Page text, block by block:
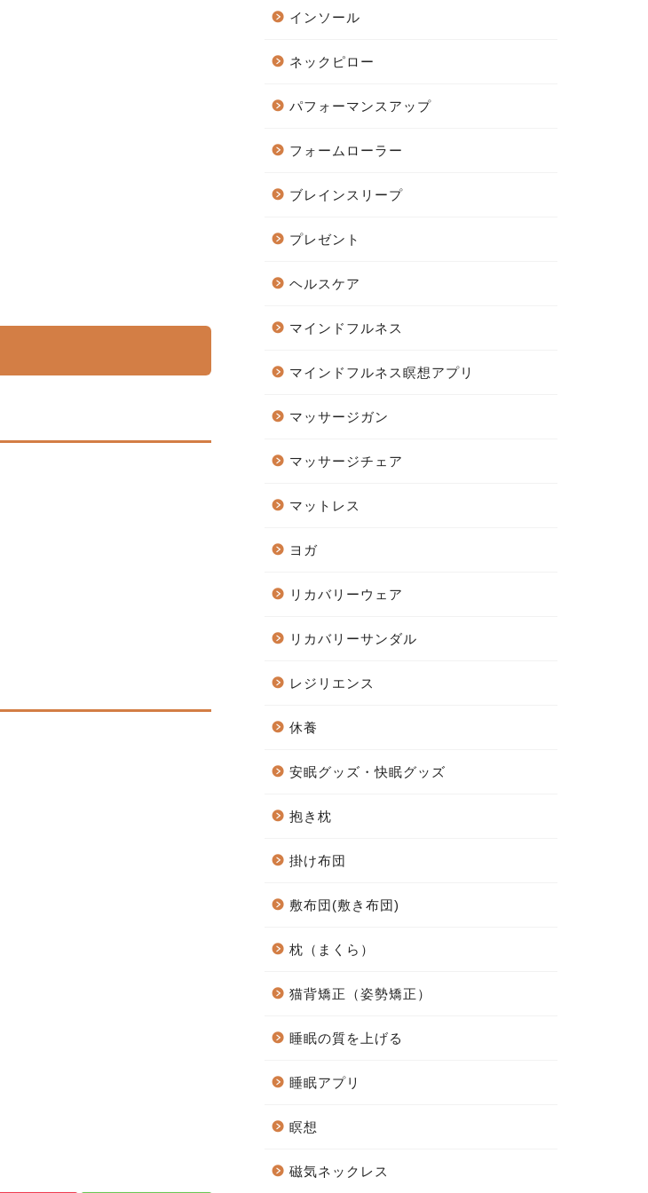
インソール
ネックピロー
パフォーマンスアップ
フォームローラー
ブレインスリープ
プレゼント
ヘルスケア
マインドフルネス
マインドフルネス瞑想アプリ
マッサージガン
マッサージチェア
マットレス
ヨガ
リカバリーウェア
リカバリーサンダル
レジリエンス
休養
安眠グッズ・快眠グッズ
抱き枕
掛け布団
敷布団(敷き布団)
枕（まくら）
猫背矯正（姿勢矯正）
睡眠の質を上げる
睡眠アプリ
瞑想
磁気ネックレス